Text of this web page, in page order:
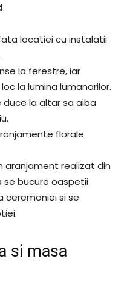
:
locatiei cu instalatii
la ferestre, iar
la lumina lumanarilor.
duce la altar sa aiba
florale
aranjament realizat din
se bucure oaspetii
ceremoniei si se
si masa